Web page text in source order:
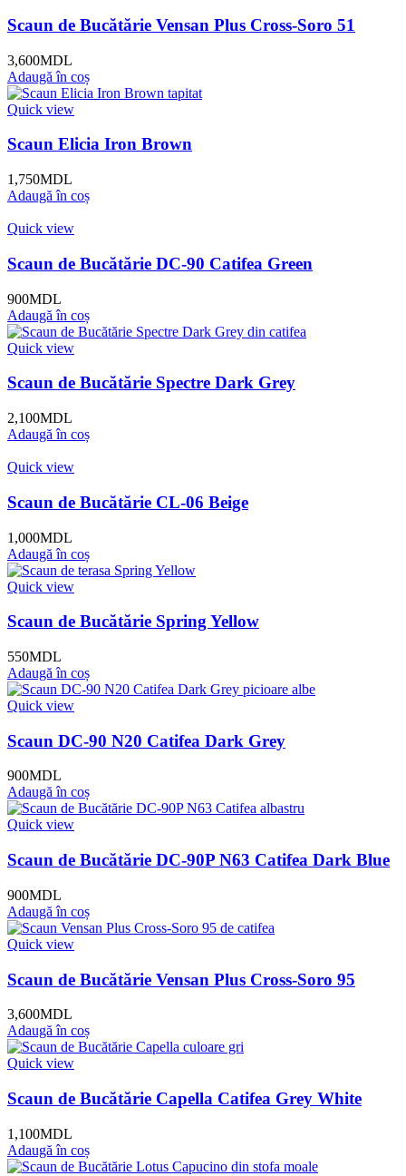
Scaun de Bucătărie Vensan Plus Cross-Soro 51
3,600MDL
Adaugă în coș
Quick view
Scaun Elicia Iron Brown
1,750MDL
Adaugă în coș
Quick view
Scaun de Bucătărie DC-90 Catifea Green
900MDL
Adaugă în coș
Quick view
Scaun de Bucătărie Spectre Dark Grey
2,100MDL
Adaugă în coș
Quick view
Scaun de Bucătărie CL-06 Beige
1,000MDL
Adaugă în coș
Quick view
Scaun de Bucătărie Spring Yellow
550MDL
Adaugă în coș
Quick view
Scaun DC-90 N20 Catifea Dark Grey
900MDL
Adaugă în coș
Quick view
Scaun de Bucătărie DC-90P N63 Catifea Dark Blue
900MDL
Adaugă în coș
Quick view
Scaun de Bucătărie Vensan Plus Cross-Soro 95
3,600MDL
Adaugă în coș
Quick view
Scaun de Bucătărie Capella Catifea Grey White
1,100MDL
Adaugă în coș